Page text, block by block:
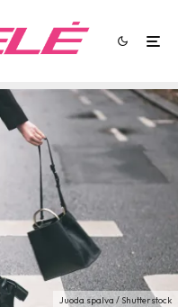
Juoda spalva / Shutterstock